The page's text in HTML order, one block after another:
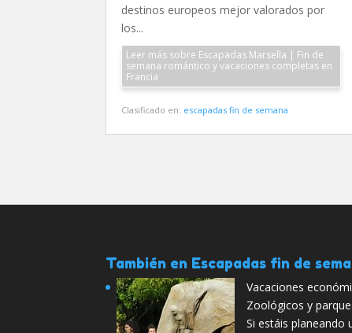
destinos europeos mejor valorados por
los...
Leer más sobre Escapadas Marsella | Fin de
semana romántico y vacaciones completas en
Francia
Clasificado en: escapadas fin de semana
También en Escapadas fin de
Vacaciones
Zoológicos y
Si estáis planeando